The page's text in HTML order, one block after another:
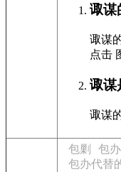
诹谋
诹谋
点击
诹谋
诹谋
包剿 包办
包办代替